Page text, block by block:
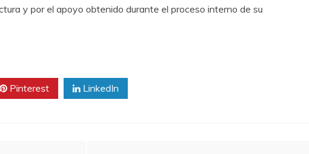
y por el apoyo obtenido durante el proceso interno de su
Pinterest LinkedIn